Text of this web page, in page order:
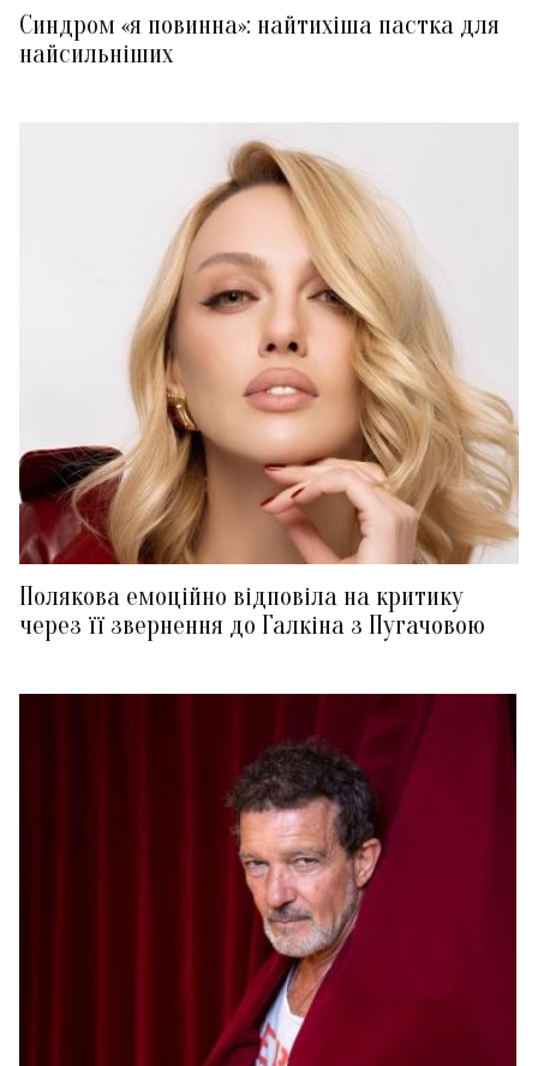
Синдром «я повинна»: найтихіша пастка для
найсильніших
Полякова емоційно відповіла на критику
через її звернення до Галкіна з Пугачовою